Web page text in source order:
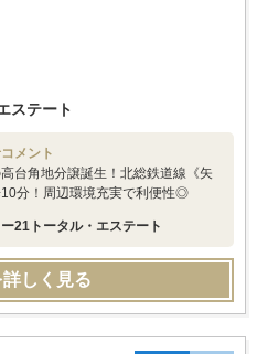
ステート
メント
台角地分譲誕生！北総鉄道線《矢
分！周辺環境充実で利便性◎
21トータル・エステート
しく見る